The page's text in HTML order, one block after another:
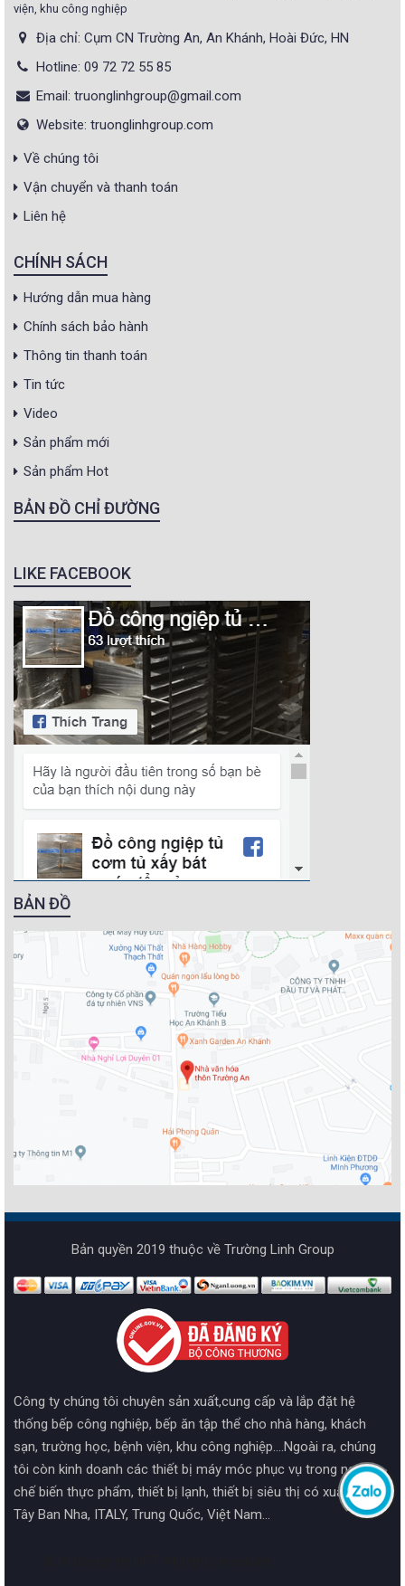
viện, khu công nghiệp
Địa chỉ: Cụm CN Trường An, An Khánh, Hoài Đức, HN
Hotline: 09 72 72 55 85
Email: truonglinhgroup@gmail.com
Website: truonglinhgroup.com
Về chúng tôi
Vận chuyển và thanh toán
Liên hệ
CHÍNH SÁCH
Hướng dẫn mua hàng
Chính sách bảo hành
Thông tin thanh toán
Tin tức
Video
Sản phẩm mới
Sản phẩm Hot
BẢN ĐỒ CHỈ ĐƯỜNG
LIKE FACEBOOK
BẢN ĐỒ
Bản quyền 2019 thuộc về Trường Linh Group
Công ty chúng tôi chuyên sản xuất,cung cấp và lắp đặt hệ
thống bếp công nghiệp, bếp ăn tập thể cho nhà hàng, khách
sạn, trường học, bệnh viện, khu công nghiệp....Ngoài ra, chúng
tôi còn kinh doanh các thiết bị máy móc phục vụ trong ngành
chế biến thực phẩm, thiết bị lạnh, thiết bị siêu thị có xuất xứ từ
Tây Ban Nha, ITALY, Trung Quốc, Việt Nam...